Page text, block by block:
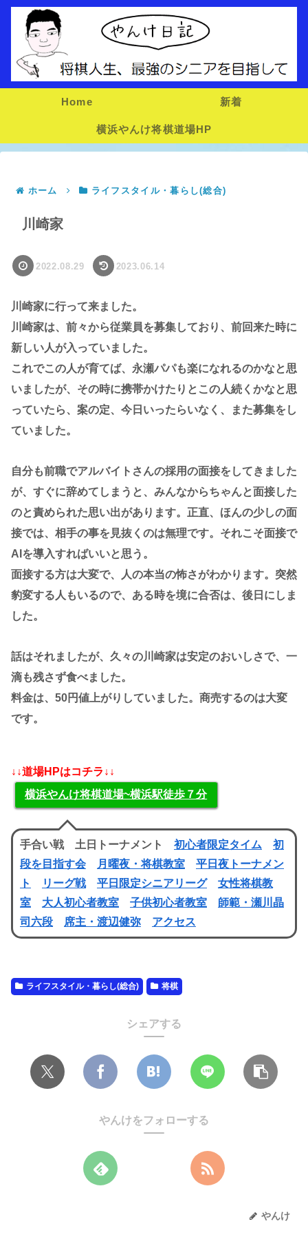
Home 新着
横浜やんけ将棋道場HP
ホーム ライフスタイル・暮らし(総合)
川崎家
2022.08.29 2023.06.14
川崎家に行って来ました。
川崎家は、前々から従業員を募集しており、前回来た時に
新しい人が入っていました。
これでこの人が育てば、永瀬パパも楽になれるのかなと思
いましたが、その時に携帯かけたりとこの人続くかなと思
っていたら、案の定、今日いったらいなく、また募集をし
ていました。
自分も前職でアルバイトさんの採用の面接をしてきました
が、すぐに辞めてしまうと、みんなからちゃんと面接した
のと責められた思い出があります。正直、ほんの少しの面
接では、相手の事を見抜くのは無理です。それこそ面接で
AIを導入すればいいと思う。
面接する方は大変で、人の本当の怖さがわかります。突然
豹変する人もいるので、ある時を境に合否は、後日にしま
した。
話はそれましたが、久々の川崎家は安定のおいしさで、一
滴も残さず食べました。
料金は、50円値上がりしていました。商売するのは大変
です。
↓↓道場HPはコチラ↓↓
横浜やんけ将棋道場~横浜駅徒歩７分
手合い戦 土日トーナメント 初心者限定タイム
初
段を目指す会
月曜夜・将棋教室
平日夜トーナメン
ト
リーグ戦 平日限定シニアリーグ
女性将棋教
室
大人初心者教室 子供初心者教室
師範・瀬川晶
司六段
席主・渡辺健弥 アクセス
ライフスタイル・暮らし(総合) 将棋
シェアする
やんけをフォローする
やんけ